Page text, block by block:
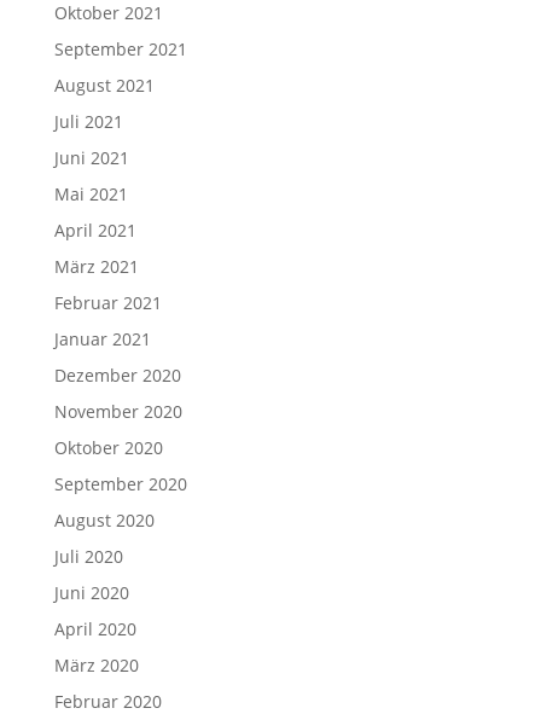
Oktober 2021
September 2021
August 2021
Juli 2021
Juni 2021
Mai 2021
April 2021
März 2021
Februar 2021
Januar 2021
Dezember 2020
November 2020
Oktober 2020
September 2020
August 2020
Juli 2020
Juni 2020
April 2020
März 2020
Februar 2020